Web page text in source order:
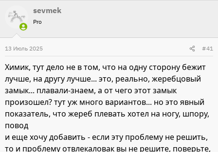
о
т
е
ы
а
н
а
ч
л
а
sevmek
Pro
13 Июль 2025 #41
Химик, тут дело не в том, что на одну сторону бежит
лучше, на другу лучше... это, реально, жеребцовый
замык... плавали-знаем, а от чего этот замык
произошел? тут уж много вариантов... но это явный
показатель, что жереб плевать хотел на ногу, шпору,
повод
и еще хочу добавить - если эту проблему не решить,
то и проблему отвлекаловак вы не решите, поверьте,